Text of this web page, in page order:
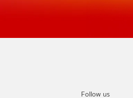
Follow us